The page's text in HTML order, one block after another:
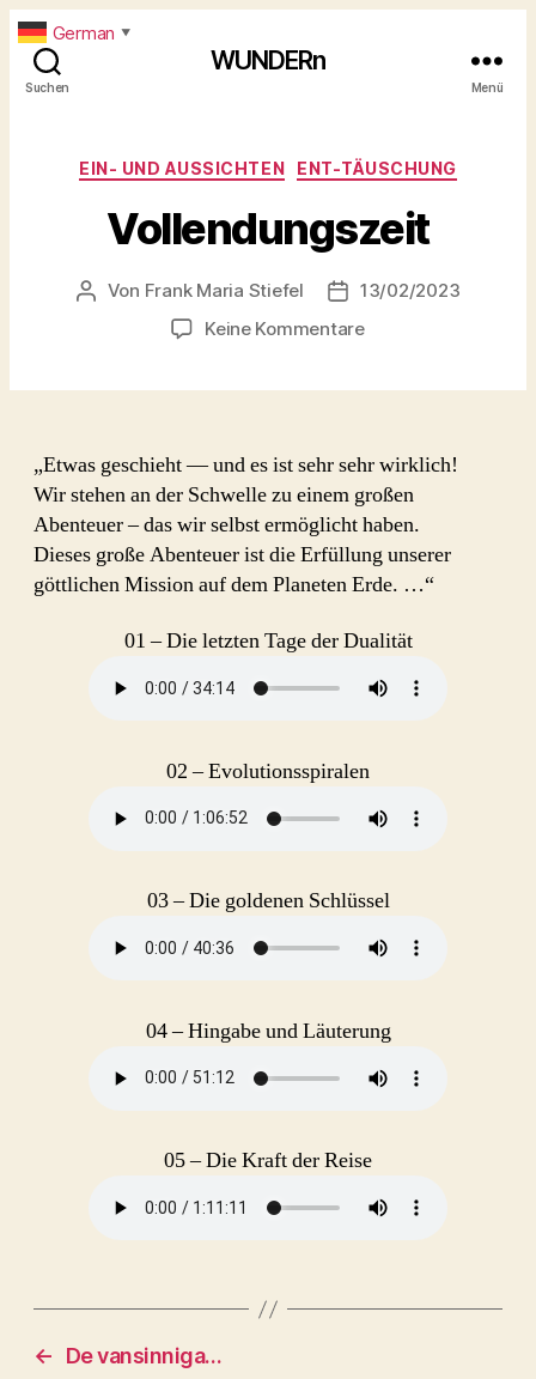
Suchen
WUNDERn
Menü
Kategorien
EIN- UND AUSSICHTEN ENT-TÄUSCHUNG
Vollendungszeit
Beitragsautor
Von Frank Maria Stiefel Beitragsdatum
13/02/2023
Keine Kommentarezu
„Etwas geschieht — und es ist sehr sehr wirklich!
Wir stehen an der Schwelle zu einem großen
Abenteuer – das wir selbst ermöglicht haben.
Dieses große Abenteuer ist die Erfüllung unserer
göttlichen Mission auf dem Planeten Erde. …“
01 – Die letzten Tage der Dualität
02 – Evolutionsspiralen
03 – Die goldenen Schlüssel
04 – Hingabe und Läuterung
05 – Die Kraft der Reise
←
De vansinniga…
German ▼